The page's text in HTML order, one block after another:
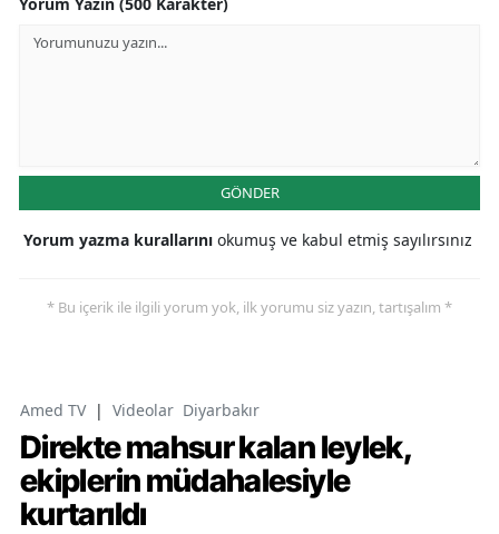
GÖNDER
Yorum yazma kurallarını okumuş ve kabul etmiş sayılırsınız
* Bu içerik ile ilgili yorum yok, ilk yorumu siz yazın, tartışalım *
Amed TV | Videolar Diyarbakır
Direkte mahsur kalan leylek,
ekiplerin müdahalesiyle
kurtarıldı